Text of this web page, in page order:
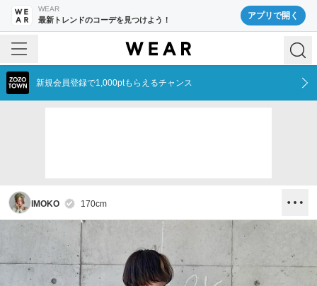
WEAR
最新トレンドのコーデを見つけよう！ アプリで開く
新規会員登録で1,000ptもらえるチャンス
IMOKO 170cm